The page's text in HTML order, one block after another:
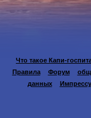
Что такое Капи-
Правила
Форум
данных